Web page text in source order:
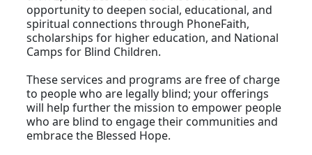
opportunity to deepen social, educational, and
spiritual connections through PhoneFaith,
scholarships for higher education, and National
Camps for Blind Children.
These services and programs are free of charge
to people who are legally blind; your offerings
will help further the mission to empower people
who are blind to engage their communities and
embrace the Blessed Hope.